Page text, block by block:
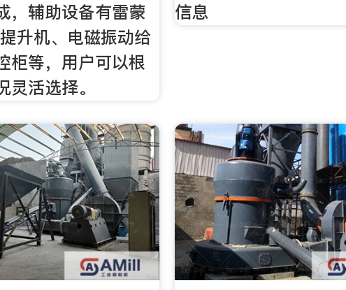
，辅助设备有雷蒙
升机、电磁振动给
柜等，用户可以根
灵活选择。
信息